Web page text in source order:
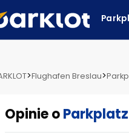
>Flughafen Breslau>
Opinie o